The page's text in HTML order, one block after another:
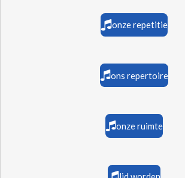
onze repetitie
ons repertoire
onze ruimte